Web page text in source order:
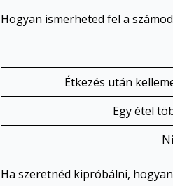
Hogyan ismerheted fel a
Étkezés után
Egy étel
Ha szeretnéd kipróbálni,